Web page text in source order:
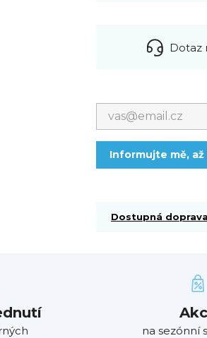
Dotaz
Informujte mě,
Dostupná doprava
na sezónní